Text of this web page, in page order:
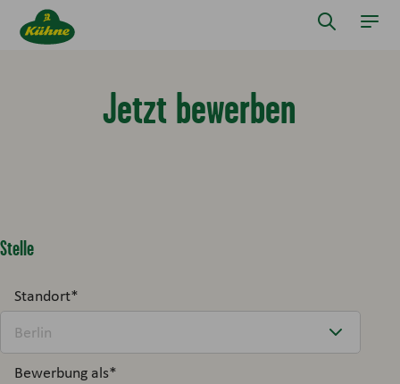
Springe zum Hauptinhalt
Jetzt bewerben
Stelle
Standort*
Bewerbung als*